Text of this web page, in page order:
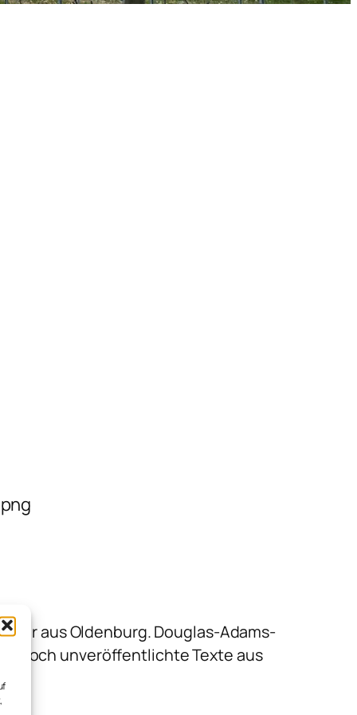
aus Oldenburg. Douglas-Adams-
noch unveröffentlichte Texte aus